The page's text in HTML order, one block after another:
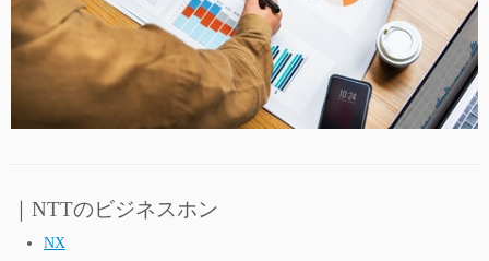
｜NTTのビジネスホン
NX